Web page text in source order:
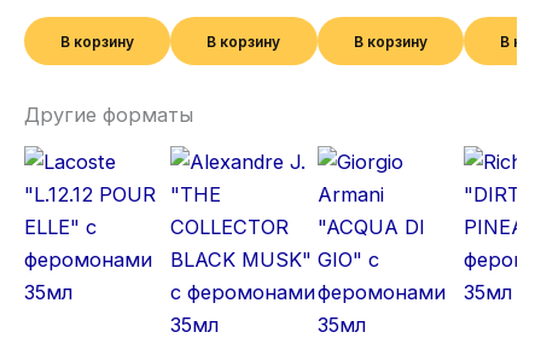
В корзину В корзину В корзину В
Другие форматы